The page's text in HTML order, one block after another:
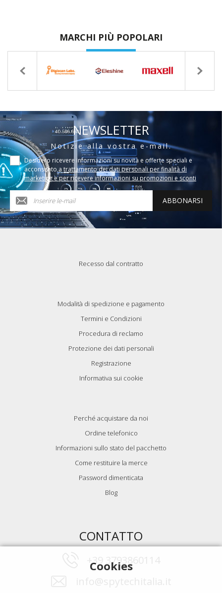
MARCHI PIÙ POPOLARI
NEWSLETTER
Notizie alla vostra e-mail.
Desidero ricevere informazioni su novità e offerte speciali e
acconsento a trattamento dei dati personali per finalità di
marketing e per ricevere informazioni su promozioni e sconti
ABBONARSI
Recesso dal contratto
Modalità di spedizione e pagamento
Termini e Condizioni
Procedura di reclamo
Protezione dei dati personali
Registrazione
Informativa sui cookie
Perché acquistare da noi
Ordine telefonico
Informazioni sullo stato del pacchetto
Come restituire la merce
Password dimenticata
Blog
CONTATTO
+39 3793860114
Cookies